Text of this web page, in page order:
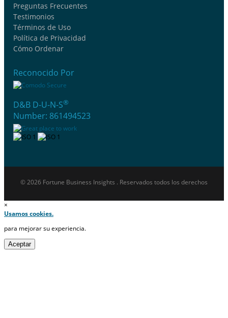
Preguntas Frecuentes
Testimonios
Términos de Uso
Política de Privacidad
Cómo Ordenar
Reconocido Por
D&B D-U-N-S®
Number: 861494523
© 2026 Fortune Business Insights . Reservados todos los derechos
×
Usamos cookies.
para mejorar su experiencia.
Aceptar